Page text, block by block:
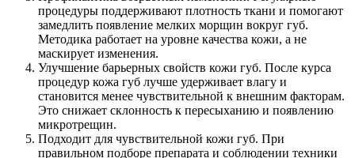
процедуры поддерживают плотность ткани и помогают
замедлить появление мелких морщин вокруг губ.
Методика работает на уровне качества кожи, а не
маскирует изменения.
Улучшение барьерных свойств кожи губ. После курса
процедур кожа губ лучше удерживает влагу и
становится менее чувствительной к внешним факторам.
Это снижает склонность к пересыханию и появлению
микротрещин.
Подходит для чувствительной кожи губ. При
правильном подборе препарата и соблюдении техники